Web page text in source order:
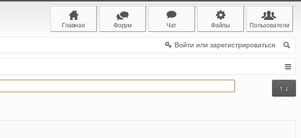
Главная Форум Чат Файлы Пользователи
Войти или зарегистрироваться
↑ ↓